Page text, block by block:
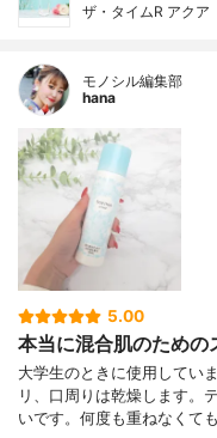
ザ・タイムR アクア
モノシル編集部
hana
5.00
本当に混合肌のための
大学生のときに使用してい
リ、口周りは乾燥します。
いです。何度も重ねなくて